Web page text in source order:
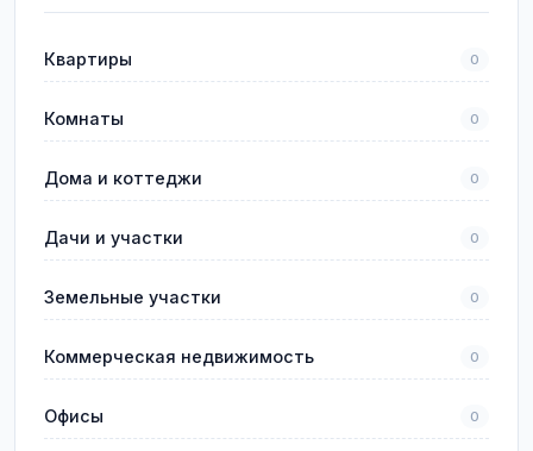
Квартиры 0
Комнаты 0
Дома и коттеджи 0
Дачи и участки 0
Земельные участки 0
Коммерческая недвижимость 0
Офисы 0